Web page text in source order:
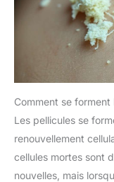
Comment se forment
Les pellicules se
renouvellement
cellules mortes sont
nouvelles, mais